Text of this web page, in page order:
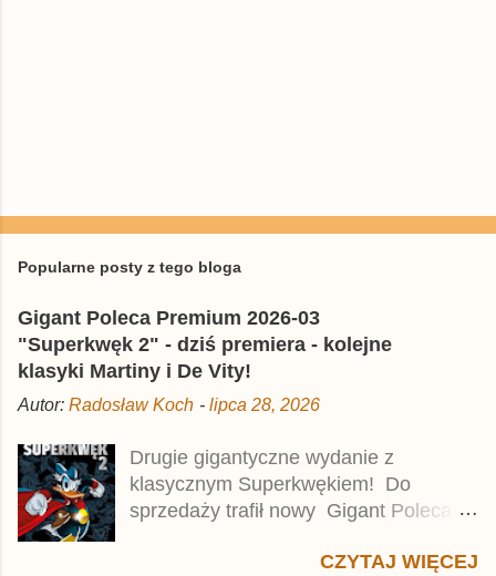
Popularne posty z tego bloga
Gigant Poleca Premium 2026-03
"Superkwęk 2" - dziś premiera - kolejne
klasyki Martiny i De Vity!
Autor: Radosław Koch - lipca 28, 2026
Drugie gigantyczne wydanie z
klasycznym Superkwękiem! Do
sprzedaży trafił nowy Gigant Poleca
Jest to kolejny 624-stronicowy tom z
CZYTAJ WIĘCEJ